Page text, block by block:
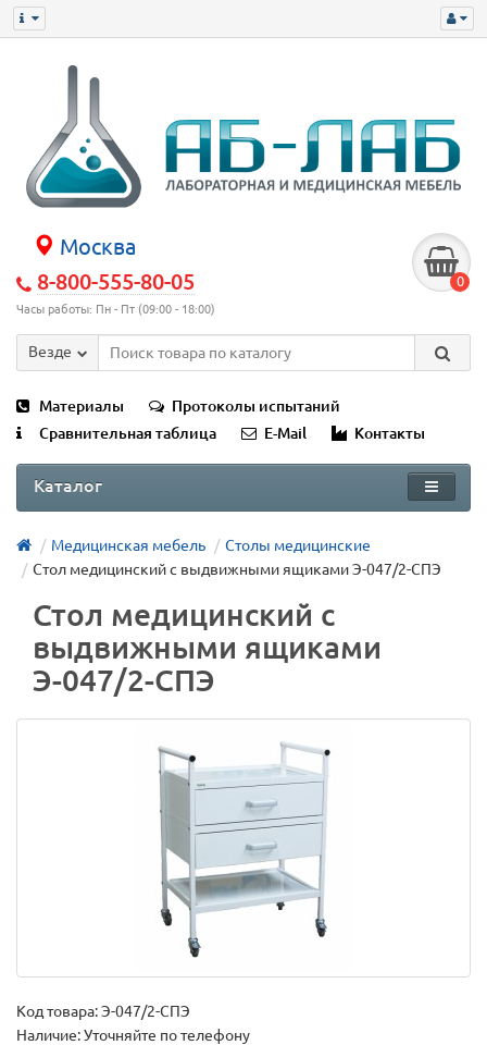
Москва
8-800-555-80-05
Часы работы: Пн - Пт (09:00 - 18:00)
0
Везде
Материалы
Протоколы испытаний
Сравнительная таблица
E-Mail Контакты
Каталог
Медицинская мебель
Столы медицинские
Стол медицинский с выдвижными ящиками Э-047/2-СПЭ
Стол медицинский с
выдвижными ящиками
Э-047/2-СПЭ
Код товара:Э-047/2-СПЭ
Наличие: Уточняйте по телефону